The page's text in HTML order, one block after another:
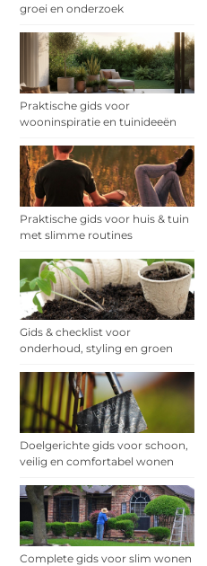
groei en onderzoek
Praktische gids voor
wooninspiratie en tuinideeën
Praktische gids voor huis & tuin
met slimme routines
Gids & checklist voor
onderhoud, styling en groen
Doelgerichte gids voor schoon,
veilig en comfortabel wonen
Complete gids voor slim wonen